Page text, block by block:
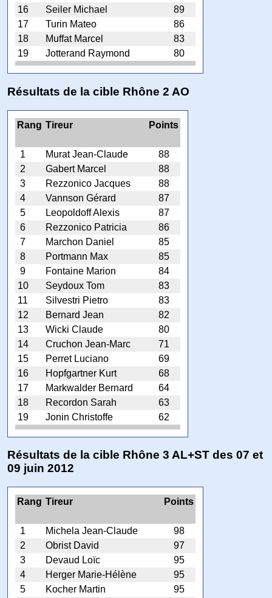
16
Seiler Michael
89
17
Turin Mateo
86
18
Muffat Marcel
83
19
Jotterand Raymond 80
Résultats de la cible Rhône 2 AO
Rang Tireur Points
1 Murat Jean-Claude
88
2
Gabert Marcel
88
3
Rezzonico Jacques
88
4
Vannson Gérard
87
5
Leopoldoff Alexis
87
6
Rezzonico Patricia
86
7
Marchon Daniel
85
8
Portmann Max
85
9
Fontaine Marion
84
10
Seydoux Tom
83
11
Silvestri Pietro
83
12
Bernard Jean
82
13
Wicki Claude
80
14
Cruchon Jean-Marc
71
15
Perret Luciano
69
16
Hopfgartner Kurt
68
17
Markwalder Bernard
64
18
Recordon Sarah
63
19
Jonin Christoffe 62
Résultats de la cible Rhône 3 AL+ST des 07 et
09 juin 2012
Rang Tireur Points
1 Michela Jean-Claude
98
2
Obrist David
97
3
Devaud Loïc
95
4
Herger Marie-Hélène
95
5
Kocher Martin
95